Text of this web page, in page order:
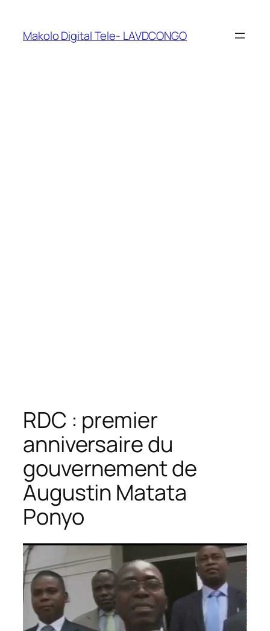
Makolo Digital Tele- LAVDCONGO
RDC : premier
anniversaire du
gouvernement de
Augustin Matata
Ponyo